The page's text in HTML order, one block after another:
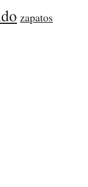
zapatos